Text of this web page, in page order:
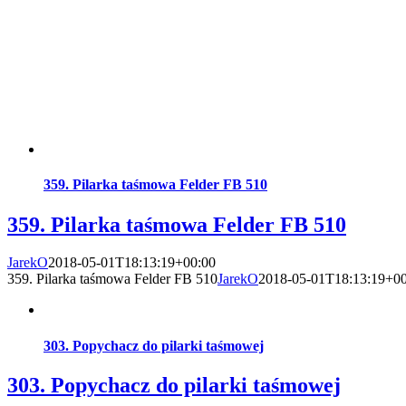
359. Pilarka taśmowa Felder FB 510
359. Pilarka taśmowa Felder FB 510
JarekO2018-05-01T18:13:19+00:00
359. Pilarka taśmowa Felder FB 510JarekO2018-05-
303. Popychacz do pilarki taśmowej
303. Popychacz do pilarki taśmowej